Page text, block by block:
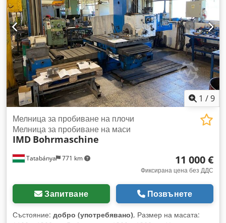
1 /9
Tatabánya 771 km
Мелница за пробиване на плочи
Мелница за пробиване на маси
IMD Bohrmaschine
11 000 €
Фиксирана цена без ДДС
Запитване Позвънете
Състояние: добро (употребявано), Размер на масата: